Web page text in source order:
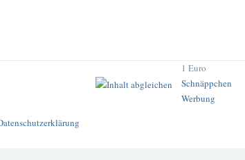
1 Euro
Schnäppchen
Werbung